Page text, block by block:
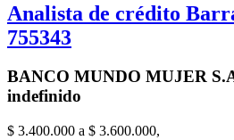
Analista de crédito
755343
BANCO MUNDO MUJER
indefinido
$ 3.400.000 a $ 3.600.000,